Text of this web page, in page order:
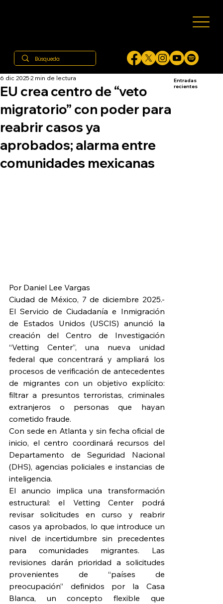
EU crea centro de “veto
migratorio” con poder para
reabrir casos ya
aprobados; alarma entre
comunidades mexicanas
6 dic 2025 2 min de lectura
Por Daniel Lee Vargas
Ciudad de México, 7 de diciembre 2025.-
El Servicio de Ciudadanía e Inmigración
de Estados Unidos (USCIS) anunció la
creación del Centro de Investigación
“Vetting Center”, una nueva unidad
federal que concentrará y ampliará los
procesos de verificación de antecedentes
de migrantes con un objetivo explícito:
filtrar a presuntos terroristas, criminales
extranjeros o personas que hayan
cometido fraude.
Con sede en Atlanta y sin fecha oficial de
inicio, el centro coordinará recursos del
Departamento de Seguridad Nacional
(DHS), agencias policiales e instancias de
inteligencia.
El anuncio implica una transformación
estructural: el Vetting Center podrá
revisar solicitudes en curso y reabrir
casos ya aprobados, lo que introduce un
nivel de incertidumbre sin precedentes
para comunidades migrantes. Las
revisiones darán prioridad a solicitudes
provenientes de “países de
preocupación” definidos por la Casa
Blanca, un concepto flexible que
Entradas
recientes